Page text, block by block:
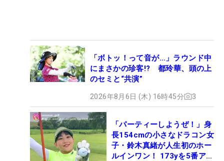
「ボトッ！って音が…」ラウンド中
にまさかの珍客!? 都玲華、頭の上
のセミと“共演”
2026年8月6日 (木) 16時45分 3
「パーティーしようぜ！」身
長154cmの小さなドラコン女
子・鈴木真緒が人生初のホー
ルインワン！ 173yを5番アイ